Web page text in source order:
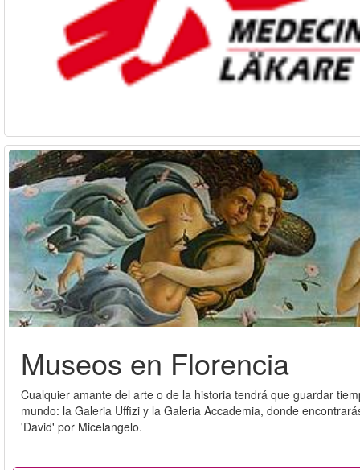
Museos en Florencia
Cualquier amante del arte o de la historia tendrá que guardar
mundo: la Galeria Uffizi y la Galeria Accademia, donde
'David' por Micelangelo.